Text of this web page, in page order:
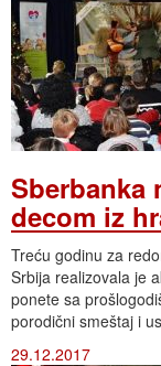
Sberbanka
decom iz
Treću godinu za
Srbija realizovala je
ponete sa
porodični smeštaj i
29.12.2017